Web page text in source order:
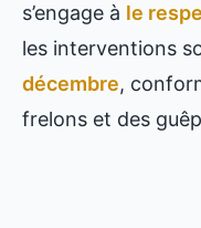
s’engage à le
les interventions
décembre,
frelons et des